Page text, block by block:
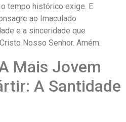
tempo histórico exige. E
ao Imaculado
e a sinceridade que
Nosso Senhor. Amém.
Mais Jovem
A Santidade